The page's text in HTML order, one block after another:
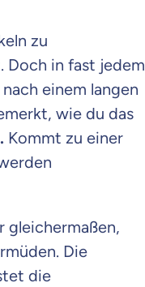
zu
Doch in fast jedem
einem langen
wie du das
Kommt zu einer
gleichermaßen,
Die
die